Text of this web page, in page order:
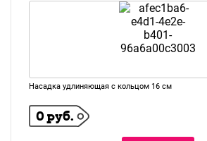
Насадка удлиняющая с кольцом 16 см
0 руб.